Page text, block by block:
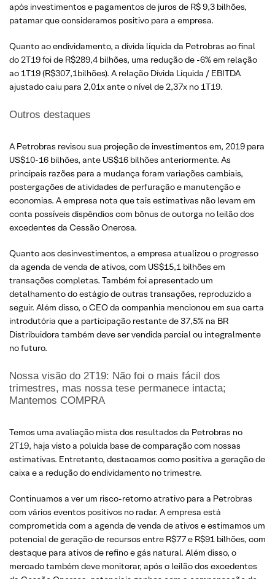
após investimentos e pagamentos de juros de R$ 9,3 bilhões,
patamar que consideramos positivo para a empresa.
Quanto ao endividamento, a dívida líquida da Petrobras ao final
do 2T19 foi de R$289,4 bilhões, uma redução de -6% em relação
ao 1T19 (R$307,1bilhões). A relação Dívida Líquida / EBITDA
ajustado caiu para 2,01x ante o nível de 2,37x no 1T19.
Outros destaques
A Petrobras revisou sua projeção de investimentos em, 2019 para
US$10-16 bilhões, ante US$16 bilhões anteriormente. As
principais razões para a mudança foram variações cambiais,
postergações de atividades de perfuração e manutenção e
economias. A empresa nota que tais estimativas não levam em
conta possíveis dispêndios com bônus de outorga no leilão dos
excedentes da Cessão Onerosa.
Quanto aos desinvestimentos, a empresa atualizou o progresso
da agenda de venda de ativos, com US$15,1 bilhões em
transações completas. Também foi apresentado um
detalhamento do estágio de outras transações, reproduzido a
seguir. Além disso, o CEO da companhia mencionou em sua carta
introdutória que a participação restante de 37,5% na BR
Distribuidora também deve ser vendida parcial ou integralmente
no futuro.
Nossa visão do 2T19: Não foi o mais fácil dos
trimestres, mas nossa tese permanece intacta;
Mantemos COMPRA
Temos uma avaliação mista dos resultados da Petrobras no
2T19, haja visto a poluída base de comparação com nossas
estimativas. Entretanto, destacamos como positiva a geração de
caixa e a redução do endividamento no trimestre.
Continuamos a ver um risco-retorno atrativo para a Petrobras
com vários eventos positivos no radar. A empresa está
comprometida com a agenda de venda de ativos e estimamos um
potencial de geração de recursos entre R$77 e R$91 bilhões, com
destaque para ativos de refino e gás natural. Além disso, o
mercado também deve monitorar, após o leilão dos excedentes